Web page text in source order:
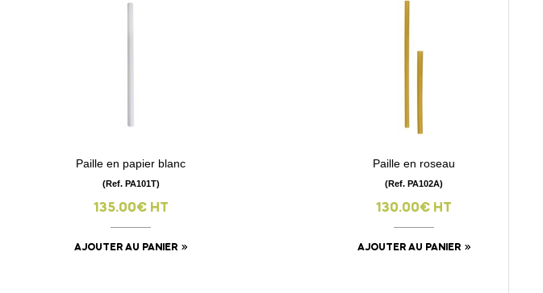
visibility
Paille en papier blanc
(Ref. PA101T)
135.00€ HT
AJOUTER AU PANIER
visibility
Paille en roseau
(Ref. PA102A)
130.00€ HT
AJOUTER AU PANIER